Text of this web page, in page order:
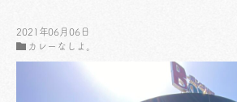
2021年06月06日
カレーなしよ。